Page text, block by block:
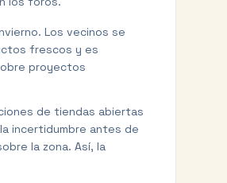
Los vecinos se
frescos y es
proyectos
de tiendas abiertas
incertidumbre antes de
la zona. Así, la